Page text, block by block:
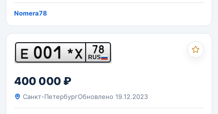
Nomera78
Е 001 *Х 78
RUS
400 000 ₽
Санкт-ПетербургОбновлено 19.12.2023